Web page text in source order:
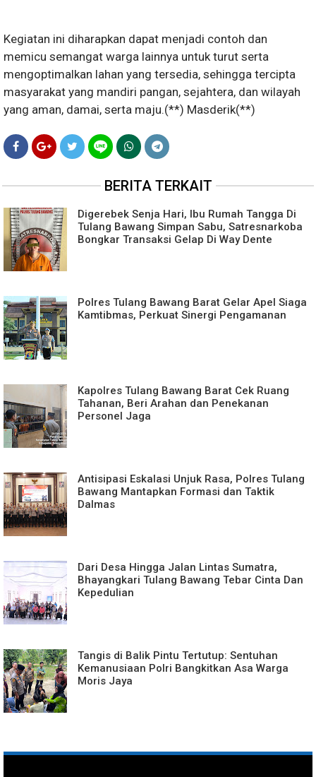
Kegiatan ini diharapkan dapat menjadi contoh dan
memicu semangat warga lainnya untuk turut serta
mengoptimalkan lahan yang tersedia, sehingga tercipta
masyarakat yang mandiri pangan, sejahtera, dan wilayah
yang aman, damai, serta maju.(**) Masderik(**)
BERITA TERKAIT
Digerebek Senja Hari, Ibu Rumah Tangga Di
Tulang Bawang Simpan Sabu, Satresnarkoba
Bongkar Transaksi Gelap Di Way Dente
Polres Tulang Bawang Barat Gelar Apel Siaga
Kamtibmas, Perkuat Sinergi Pengamanan
Kapolres Tulang Bawang Barat Cek Ruang
Tahanan, Beri Arahan dan Penekanan
Personel Jaga
Antisipasi Eskalasi Unjuk Rasa, Polres Tulang
Bawang Mantapkan Formasi dan Taktik
Dalmas
Dari Desa Hingga Jalan Lintas Sumatra,
Bhayangkari Tulang Bawang Tebar Cinta Dan
Kepedulian
Tangis di Balik Pintu Tertutup: Sentuhan
Kemanusiaan Polri Bangkitkan Asa Warga
Moris Jaya